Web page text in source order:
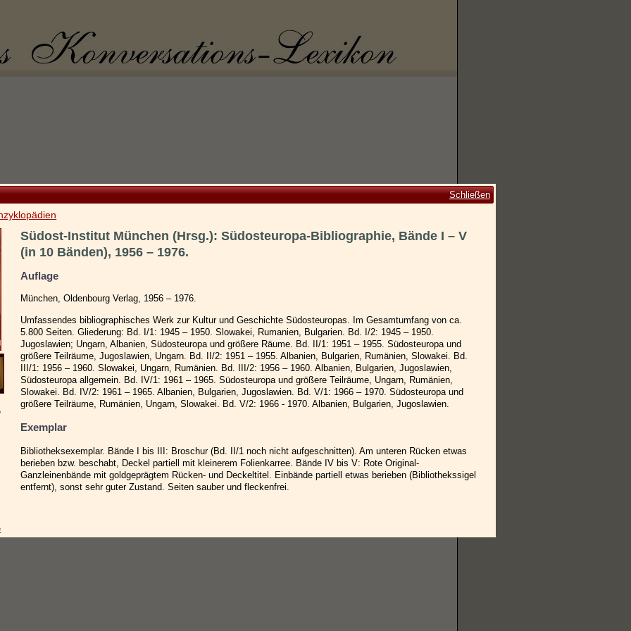
Schließen
Südost-Institut München (Hrsg.): Südosteuropa-Bibliographie, Bände I – V
(in 10 Bänden), 1956 – 1976.
Auflage
München, Oldenbourg Verlag, 1956 – 1976.
Umfassendes bibliographisches Werk zur Kultur und Geschichte Südosteuropas. Im Gesamtumfang von ca.
5.800 Seiten. Gliederung: Bd. I/1: 1945 – 1950. Slowakei, Rumanien, Bulgarien. Bd. I/2: 1945 – 1950.
Jugoslawien; Ungarn, Albanien, Südosteuropa und größere Räume. Bd. II/1: 1951 – 1955. Südosteuropa und
größere Teilräume, Jugoslawien, Ungarn. Bd. II/2: 1951 – 1955. Albanien, Bulgarien, Rumänien, Slowakei. Bd.
III/1: 1956 – 1960. Slowakei, Ungarn, Rumänien. Bd. III/2: 1956 – 1960. Albanien, Bulgarien, Jugoslawien,
Südosteuropa allgemein. Bd. IV/1: 1961 – 1965. Südosteuropa und größere Teilräume, Ungarn, Rumänien,
Slowakei. Bd. IV/2: 1961 – 1965. Albanien, Bulgarien, Jugoslawien. Bd. V/1: 1966 – 1970. Südosteuropa und
größere Teilräume, Rumänien, Ungarn, Slowakei. Bd. V/2: 1966 - 1970. Albanien, Bulgarien, Jugoslawien.
Exemplar
Bibliotheksexemplar. Bände I bis III: Broschur (Bd. II/1 noch nicht aufgeschnitten). Am unteren Rücken etwas
berieben bzw. beschabt, Deckel partiell mit kleinerem Folienkarree. Bände IV bis V: Rote Original-
Ganzleinenbände mit goldgeprägtem Rücken- und Deckeltitel. Einbände partiell etwas berieben (Bibliothekssigel
entfernt), sonst sehr guter Zustand. Seiten sauber und fleckenfrei.